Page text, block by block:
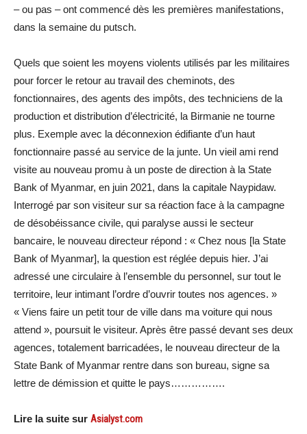
– ou pas – ont commencé dès les premières manifestations,
dans la semaine du putsch.
Quels que soient les moyens violents utilisés par les militaires
pour forcer le retour au travail des cheminots, des
fonctionnaires, des agents des impôts, des techniciens de la
production et distribution d’électricité, la Birmanie ne tourne
plus. Exemple avec la déconnexion édifiante d’un haut
fonctionnaire passé au service de la junte. Un vieil ami rend
visite au nouveau promu à un poste de direction à la State
Bank of Myanmar, en juin 2021, dans la capitale Naypidaw.
Interrogé par son visiteur sur sa réaction face à la campagne
de désobéissance civile, qui paralyse aussi le secteur
bancaire, le nouveau directeur répond : « Chez nous [la State
Bank of Myanmar], la question est réglée depuis hier. J’ai
adressé une circulaire à l’ensemble du personnel, sur tout le
territoire, leur intimant l’ordre d’ouvrir toutes nos agences. »
« Viens faire un petit tour de ville dans ma voiture qui nous
attend », poursuit le visiteur. Après être passé devant ses deux
agences, totalement barricadées, le nouveau directeur de la
State Bank of Myanmar rentre dans son bureau, signe sa
lettre de démission et quitte le pays…………….
Lire la suite sur Asialyst.com